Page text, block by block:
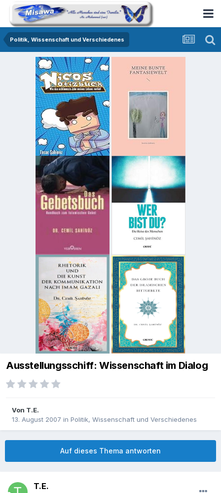
Politik, Wissenschaft und Verschiedenes
Ausstellungsschiff: Wissenschaft im Dialog
Von T.E.
13. August 2007 in Politik, Wissenschaft und Verschiedenes
Auf dieses Thema antworten
T.E.